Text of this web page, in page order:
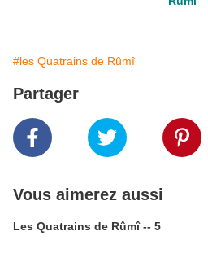
#les Quatrains de Rûmî
Partager
Vous aimerez aussi
Les Quatrains de Rûmî -- 5